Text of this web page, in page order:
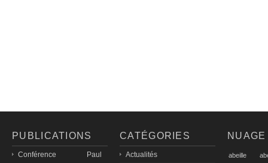
PUBLICATIONS
Conférence Paul
CATÉGORIES
Actualités abeille